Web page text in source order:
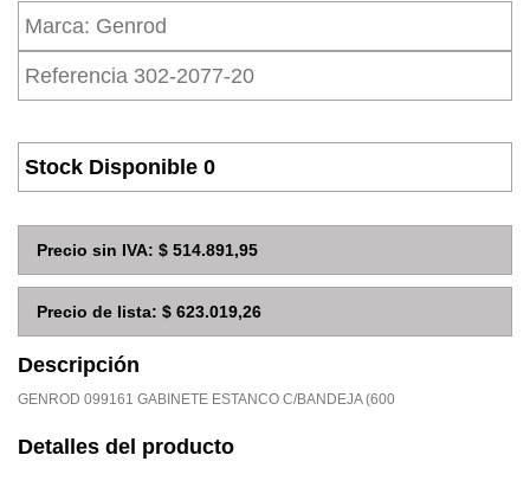
Marca: Genrod
Referencia 302-2077-20
Stock Disponible 0
Precio sin IVA: $ 514.891,95
Precio de lista: $ 623.019,26
Descripción
GENROD 099161 GABINETE ESTANCO C/BANDEJA (600
Detalles del producto